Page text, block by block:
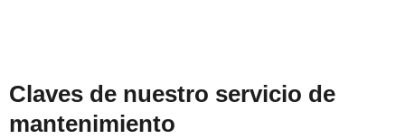
Claves de nuestro servicio de
mantenimiento